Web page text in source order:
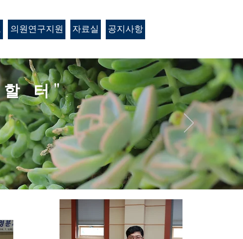
의원연구지원 자료실 공지사항
할 터"